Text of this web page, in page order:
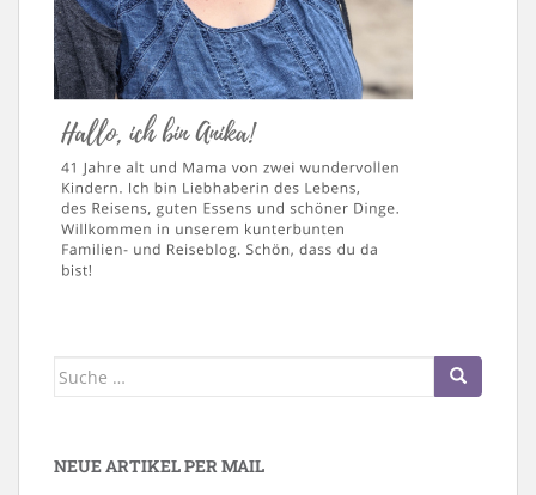
Suche
NEUE ARTIKEL PER MAIL